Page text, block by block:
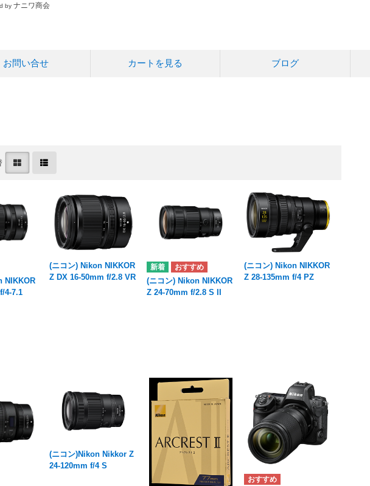
by ナニワ商会
お問い合せ カートを見る ブログ
NIKKOR
4-7.1
(ニコン) Nikon NIKKOR
Z DX 16-50mm f/2.8 VR
(ニコン) Nikon NIKKOR
Z 24-70mm f/2.8 S II
(ニコン) Nikon NIKKOR
Z 28-135mm f/4 PZ
(ニコン)Nikon Nikkor Z
24-120mm f/4 S